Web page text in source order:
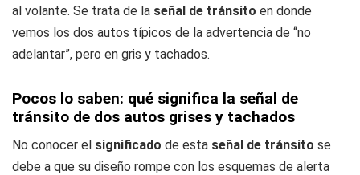
al volante. Se trata de la señal de tránsito en donde
vemos los dos autos típicos de la advertencia de “no
adelantar”, pero en gris y tachados.
Pocos lo saben: qué significa la señal de
tránsito de dos autos grises y tachados
No conocer el significado de esta señal de tránsito se
debe a que su diseño rompe con los esquemas de alerta